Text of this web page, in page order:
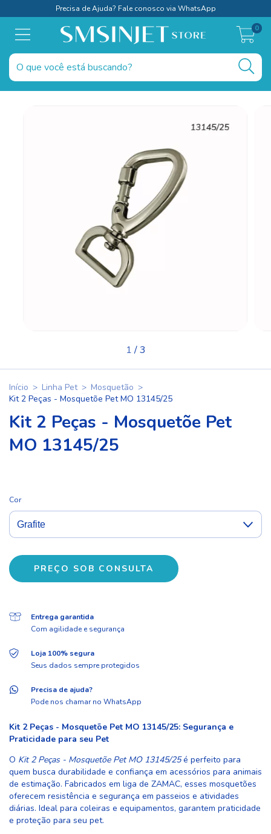
Precisa de Ajuda? Fale conosco via WhatsApp
0
1/3
Início > Linha Pet > Mosquetão >
Kit 2 Peças - Mosquetõe Pet MO 13145/25
Kit 2 Peças - Mosquetõe Pet
MO 13145/25
Cor
Entrega garantida
Com agilidade e segurança
Loja 100% segura
Seus dados sempre protegidos
Precisa de ajuda?
Pode nos chamar no WhatsApp
Kit 2 Peças - Mosquetõe Pet MO 13145/25: Segurança e
Praticidade para seu Pet
O Kit 2 Peças - Mosquetõe Pet MO 13145/25é perfeito para
quem busca durabilidade e confiança em acessórios para animais
de estimação. Fabricados em liga de ZAMAC, esses mosquetões
oferecem resistência e segurança em passeios e atividades
diárias. Ideal para coleiras e equipamentos, garantem praticidade
e proteção para seu pet.